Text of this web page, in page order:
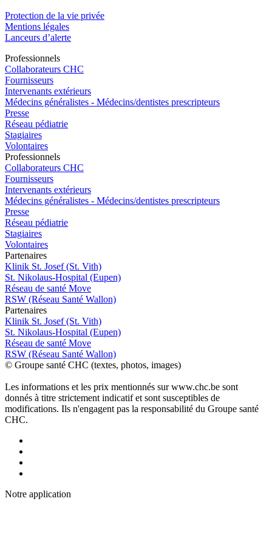
Protection de la vie privée
Mentions légales
Lanceurs d’alerte
Professionnels
Collaborateurs CHC
Fournisseurs
Intervenants extérieurs
Médecins généralistes - Médecins/dentistes prescripteurs
Presse
Réseau pédiatrie
Stagiaires
Volontaires
Professionnels
Collaborateurs CHC
Fournisseurs
Intervenants extérieurs
Médecins généralistes - Médecins/dentistes prescripteurs
Presse
Réseau pédiatrie
Stagiaires
Volontaires
Partenaires
Klinik St. Josef (St. Vith)
St. Nikolaus-Hospital (Eupen)
Réseau de santé Move
RSW (Réseau Santé Wallon)
Partenaires
Klinik St. Josef (St. Vith)
St. Nikolaus-Hospital (Eupen)
Réseau de santé Move
RSW (Réseau Santé Wallon)
© Groupe santé CHC (textes, photos, images)
Les informations et les prix mentionnés sur www.chc.be sont
donnés à titre strictement indicatif et sont susceptibles de
modifications. Ils n'engagent pas la responsabilité du Groupe santé
CHC.
Notre application